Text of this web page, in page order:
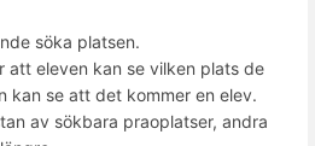
söka platsen.
att eleven kan se vilken plats de
kan se att det kommer en elev.
av sökbara praoplatser, andra